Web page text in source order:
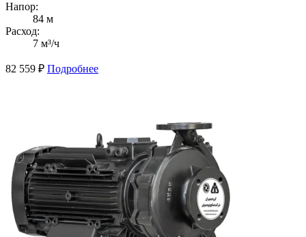
Напор:
84 м
Расход:
7 м³/ч
82 559 ₽ Подробнее